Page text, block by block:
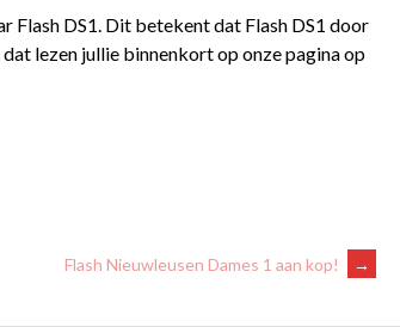
Flash DS1. Dit betekent dat Flash DS1 door
lezen jullie binnenkort op onze pagina op
Flash Nieuwleusen Dames 1 aan kop! →